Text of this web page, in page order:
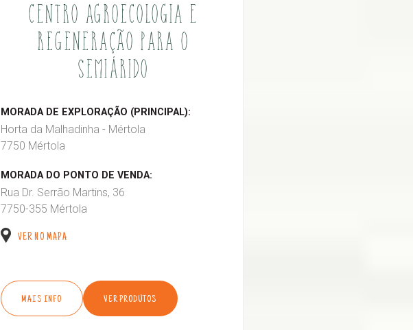
CENTRO AGROECOLOGIA E
REGENERAÇÃO PARA O
SEMIÁRIDO
MORADA DE EXPLORAÇÃO (PRINCIPAL):
Horta da Malhadinha - Mértola
7750 Mértola
MORADA DO PONTO DE VENDA:
Rua Dr. Serrão Martins, 36
7750-355 Mértola
VER NO MAPA
MAIS INFO VER PRODUTOS